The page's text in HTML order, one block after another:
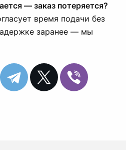
— заказ потеряется?
время подачи без
заранее — мы